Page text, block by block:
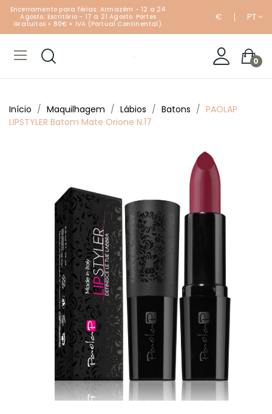
Encerramento para férias: Armazém - 12 a 24
Agosto; Escritório - 17 a 21 Agosto. Portes
Gratuitos > 80€ + IVA (Portual Continental).
€ PT
0
Início Maquilhagem Lábios Batons
PAOLAP
LIPSTYLER Batom Mate Orione N.17